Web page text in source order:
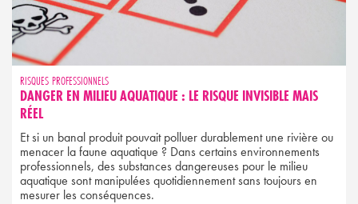
RISQUES PROFESSIONNELS
DANGER EN MILIEU AQUATIQUE : LE RISQUE INVISIBLE MAIS
RÉEL
Et si un banal produit pouvait polluer durablement une rivière ou
menacer la faune aquatique ? Dans certains environnements
professionnels, des substances dangereuses pour le milieu
aquatique sont manipulées quotidiennement sans toujours en
mesurer les conséquences.